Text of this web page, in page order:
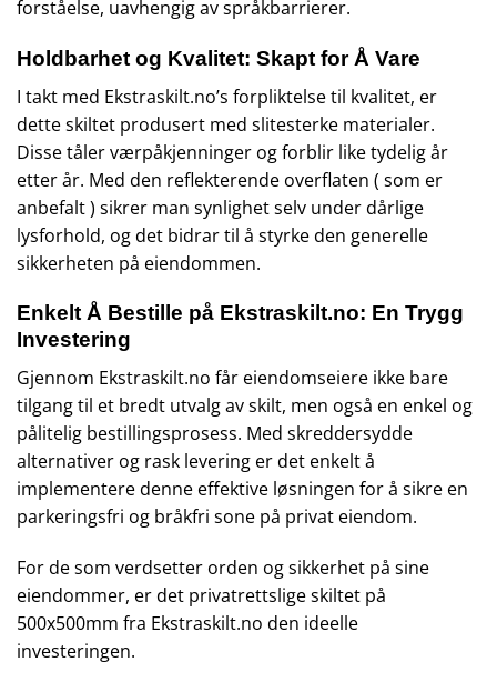
forståelse, uavhengig av språkbarrierer.
Holdbarhet og Kvalitet: Skapt for Å Vare
I takt med Ekstraskilt.no’s forpliktelse til kvalitet, er
dette skiltet produsert med slitesterke materialer.
Disse tåler værpåkjenninger og forblir like tydelig år
etter år. Med den reflekterende overflaten ( som er
anbefalt ) sikrer man synlighet selv under dårlige
lysforhold, og det bidrar til å styrke den generelle
sikkerheten på eiendommen.
Enkelt Å Bestille på Ekstraskilt.no: En Trygg
Investering
Gjennom Ekstraskilt.no får eiendomseiere ikke bare
tilgang til et bredt utvalg av skilt, men også en enkel og
pålitelig bestillingsprosess. Med skreddersydde
alternativer og rask levering er det enkelt å
implementere denne effektive løsningen for å sikre en
parkeringsfri og bråkfri sone på privat eiendom.
For de som verdsetter orden og sikkerhet på sine
eiendommer, er det privatrettslige skiltet på
500x500mm fra Ekstraskilt.no den ideelle
investeringen.